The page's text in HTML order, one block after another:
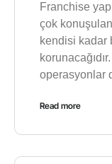
Franchise
çok
kendisi kadar
operasyonlar
Read more